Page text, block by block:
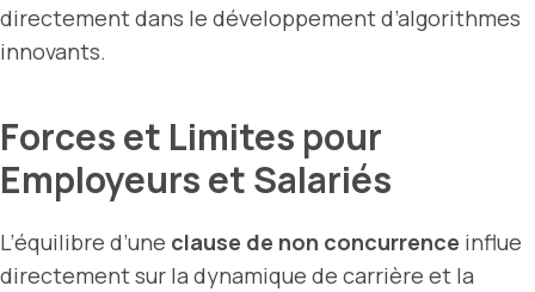
directement dans le développement d’algorithmes
innovants.
Forces et Limites pour
Employeurs et Salariés
L’équilibre d’une clause de non concurrence influe
directement sur la dynamique de carrière et la